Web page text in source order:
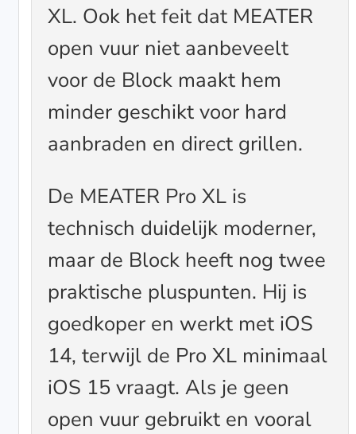
XL. Ook het feit dat MEATER
open vuur niet aanbeveelt
voor de Block maakt hem
minder geschikt voor hard
aanbraden en direct grillen.
De MEATER Pro XL is
technisch duidelijk moderner,
maar de Block heeft nog twee
praktische pluspunten. Hij is
goedkoper en werkt met iOS
14, terwijl de Pro XL minimaal
iOS 15 vraagt. Als je geen
open vuur gebruikt en vooral